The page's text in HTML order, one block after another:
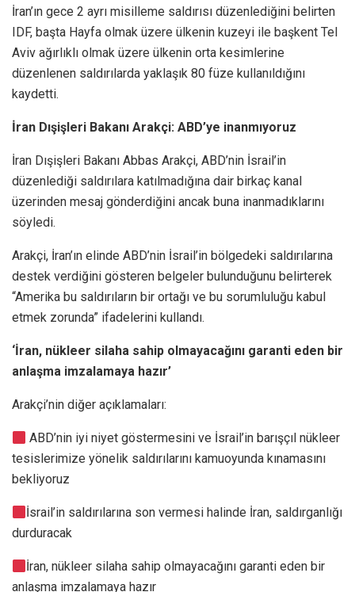
İran’ın gece 2 ayrı misilleme saldırısı düzenlediğini belirten
IDF, başta Hayfa olmak üzere ülkenin kuzeyi ile başkent Tel
Aviv ağırlıklı olmak üzere ülkenin orta kesimlerine
düzenlenen saldırılarda yaklaşık 80 füze kullanıldığını
kaydetti.
İran Dışişleri Bakanı Arakçi: ABD’ye inanmıyoruz
İran Dışişleri Bakanı Abbas Arakçi, ABD’nin İsrail’in
düzenlediği saldırılara katılmadığına dair birkaç kanal
üzerinden mesaj gönderdiğini ancak buna inanmadıklarını
söyledi.
Arakçi, İran’ın elinde ABD’nin İsrail’in bölgedeki saldırılarına
destek verdiğini gösteren belgeler bulunduğunu belirterek
“Amerika bu saldırıların bir ortağı ve bu sorumluluğu kabul
etmek zorunda” ifadelerini kullandı.
‘İran, nükleer silaha sahip olmayacağını garanti eden bir
anlaşma imzalamaya hazır’
Arakçi’nin diğer açıklamaları:
ABD’nin iyi niyet göstermesini ve İsrail’in barışçıl nükleer
tesislerimize yönelik saldırılarını kamuoyunda kınamasını
bekliyoruz
İsrail’in saldırılarına son vermesi halinde İran, saldırganlığı
durduracak
İran, nükleer silaha sahip olmayacağını garanti eden bir
anlaşma imzalamaya hazır